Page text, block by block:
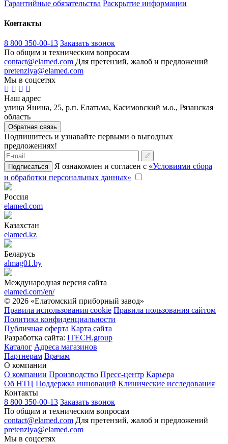
Гарантийные обязательства Раскрытие информации
Контакты
8 800 350-00-13 Заказать звонок
По общим и техническим вопросам
contact@elamed.com Для претензий, жалоб и предложений
pretenziya@elamed.com
Мы в соцсетях
Наш адрес
улица Янина, 25, р.п. Елатьма, Касимовский м.о., Рязанская
область
Обратная связь
Подпишитесь и узнавайте первыми о выгодных
предложениях!
Подписаться Я ознакомлен и согласен с «Условиями сбора
и обработки персональных данных»
Россия
elamed.com
Казахстан
elamed.kz
Беларусь
almag01.by
Международная версия сайта
elamed.com/en/
© 2026 «Елатомский приборный завод»
Правила использования cookie Правила пользования сайтом
Политика конфиденциальности
Публичная оферта Карта сайта
Разработка сайта: ITECH.group
Каталог Адреса магазинов
Партнерам Врачам
О компании
О компании Производство Пресс-центр Карьера
Об НТЦ Поддержка инноваций Клинические исследования
Контакты
8 800 350-00-13 Заказать звонок
По общим и техническим вопросам
contact@elamed.com Для претензий, жалоб и предложений
pretenziya@elamed.com
Мы в соцсетях